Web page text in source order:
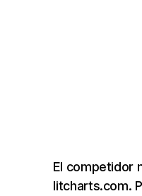
El competidor
litcharts.com.